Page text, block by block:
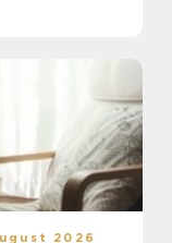
2026